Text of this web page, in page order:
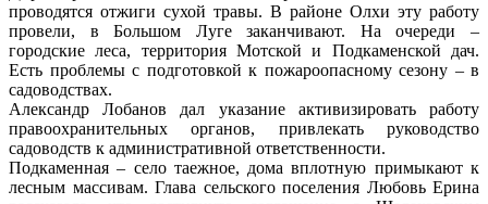
проводятся отжиги сухой травы. В районе Олхи эту работу
провели, в Большом Луге заканчивают. На очереди –
городские леса, территория Мотской и Подкаменской дач.
Есть проблемы с подготовкой к пожароопасному сезону – в
садоводствах.
Александр Лобанов дал указание активизировать работу
правоохранительных органов, привлекать руководство
садоводств к административной ответственности.
Подкаменная – село таежное, дома вплотную примыкают к
лесным массивам. Глава сельского поселения Любовь Ерина